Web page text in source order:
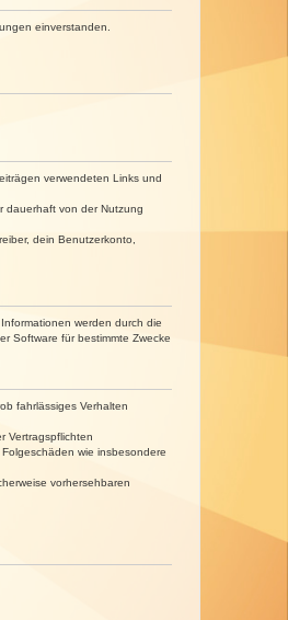
einverstanden.
verwendeten Links und
dauerhaft von der Nutzung
dein Benutzerkonto,
werden durch die
Software für bestimmte Zwecke
fahrlässiges Verhalten
Vertragspflichten
wie insbesondere
vorhersehbaren